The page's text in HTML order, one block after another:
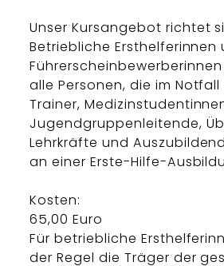
Unser Kursangebot richtet
Betriebliche Ersthelferinnen
alle Personen, die im
Trainer,
Jugendgruppenleitende,
Lehrkräfte und
an einer Erste-Hilfe-
Kosten:
65,00 Euro
Für betriebliche
der Regel die Träger der